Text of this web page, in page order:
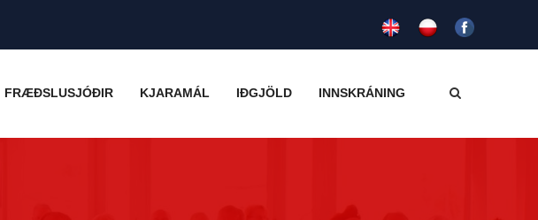
FRÆÐSLUSJÓÐIR KJARAMÁL IÐGJÖLD INNSKRÁNING